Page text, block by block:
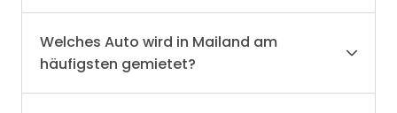
Welches Auto wird in Mailand am
häufigsten gemietet?